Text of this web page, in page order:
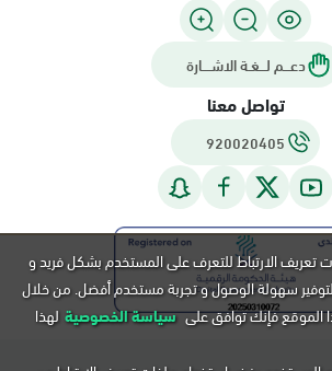
دعـــم لـــغـة الاشــــارة
تواصل معنا
920020405
تعريف الارتباط للتعرف على المستخدم بشكل فريد و
سهولة الوصول و تجربة مستخدم أفضل. من خلال
الموقع فإنك توافق على سياسة الخصوصية لهذا